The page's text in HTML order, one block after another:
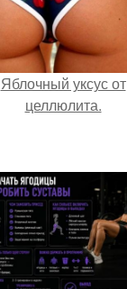
Яблочный уксус от
целлюлита.